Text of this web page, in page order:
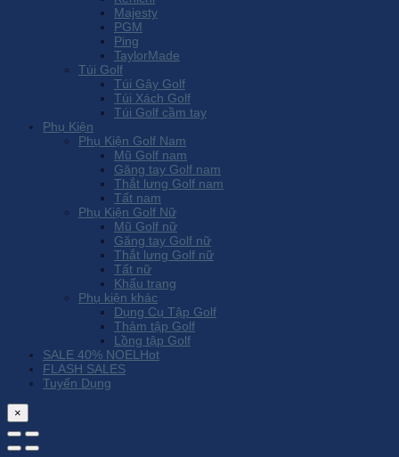
Majesty
PGM
Ping
TaylorMade
Túi Golf
Túi Gậy Golf
Túi Xách Golf
Túi Golf cầm tay
Phụ Kiện
Phụ Kiện Golf Nam
Mũ Golf nam
Găng tay Golf nam
Thắt lưng Golf nam
Tất nam
Phụ Kiện Golf Nữ
Mũ Golf nữ
Găng tay Golf nữ
Thắt lưng Golf nữ
Tất nữ
Khẩu trang
Phụ kiện khác
Dụng Cụ Tập Golf
Thảm tập Golf
Lồng tập Golf
SALE 40% NOEL
FLASH SALES
Tuyển Dụng
×